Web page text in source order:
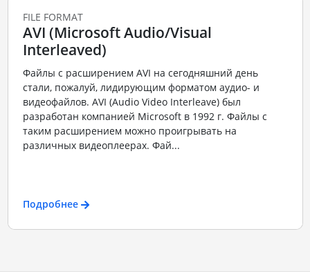
FILE FORMAT
AVI (Microsoft Audio/Visual
Interleaved)
Файлы с расширением AVI на сегодняшний день
стали, пожалуй, лидирующим форматом аудио- и
видеофайлов. AVI (Audio Video Interleave) был
разработан компанией Microsoft в 1992 г. Файлы с
таким расширением можно проигрывать на
различных видеоплеерах. Фай...
Подробнее